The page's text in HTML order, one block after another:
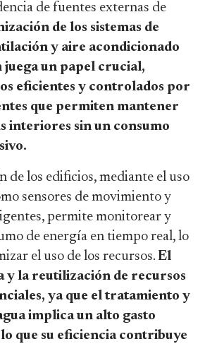
de fuentes externas de
de los sistemas de
y aire acondicionado
juega un papel crucial,
eficientes y controlados por
que permiten mantener
interiores sin un consumo
de los edificios, mediante el uso
sensores de movimiento y
permite monitorear y
de energía en tiempo real, lo
el uso de los recursos. El
y la reutilización de recursos
ya que el tratamiento y
implica un alto gasto
que su eficiencia contribuye